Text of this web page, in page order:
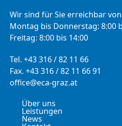
Wir sind für Sie erreichbar von
Montag bis Donnerstag: 8:00
Freitag: 8:00 bis 14:00
Tel. +43 316 / 82 11 66
Fax. +43 316 / 82 11 66 91
office@eca-graz.at
Über uns
Leistungen
News